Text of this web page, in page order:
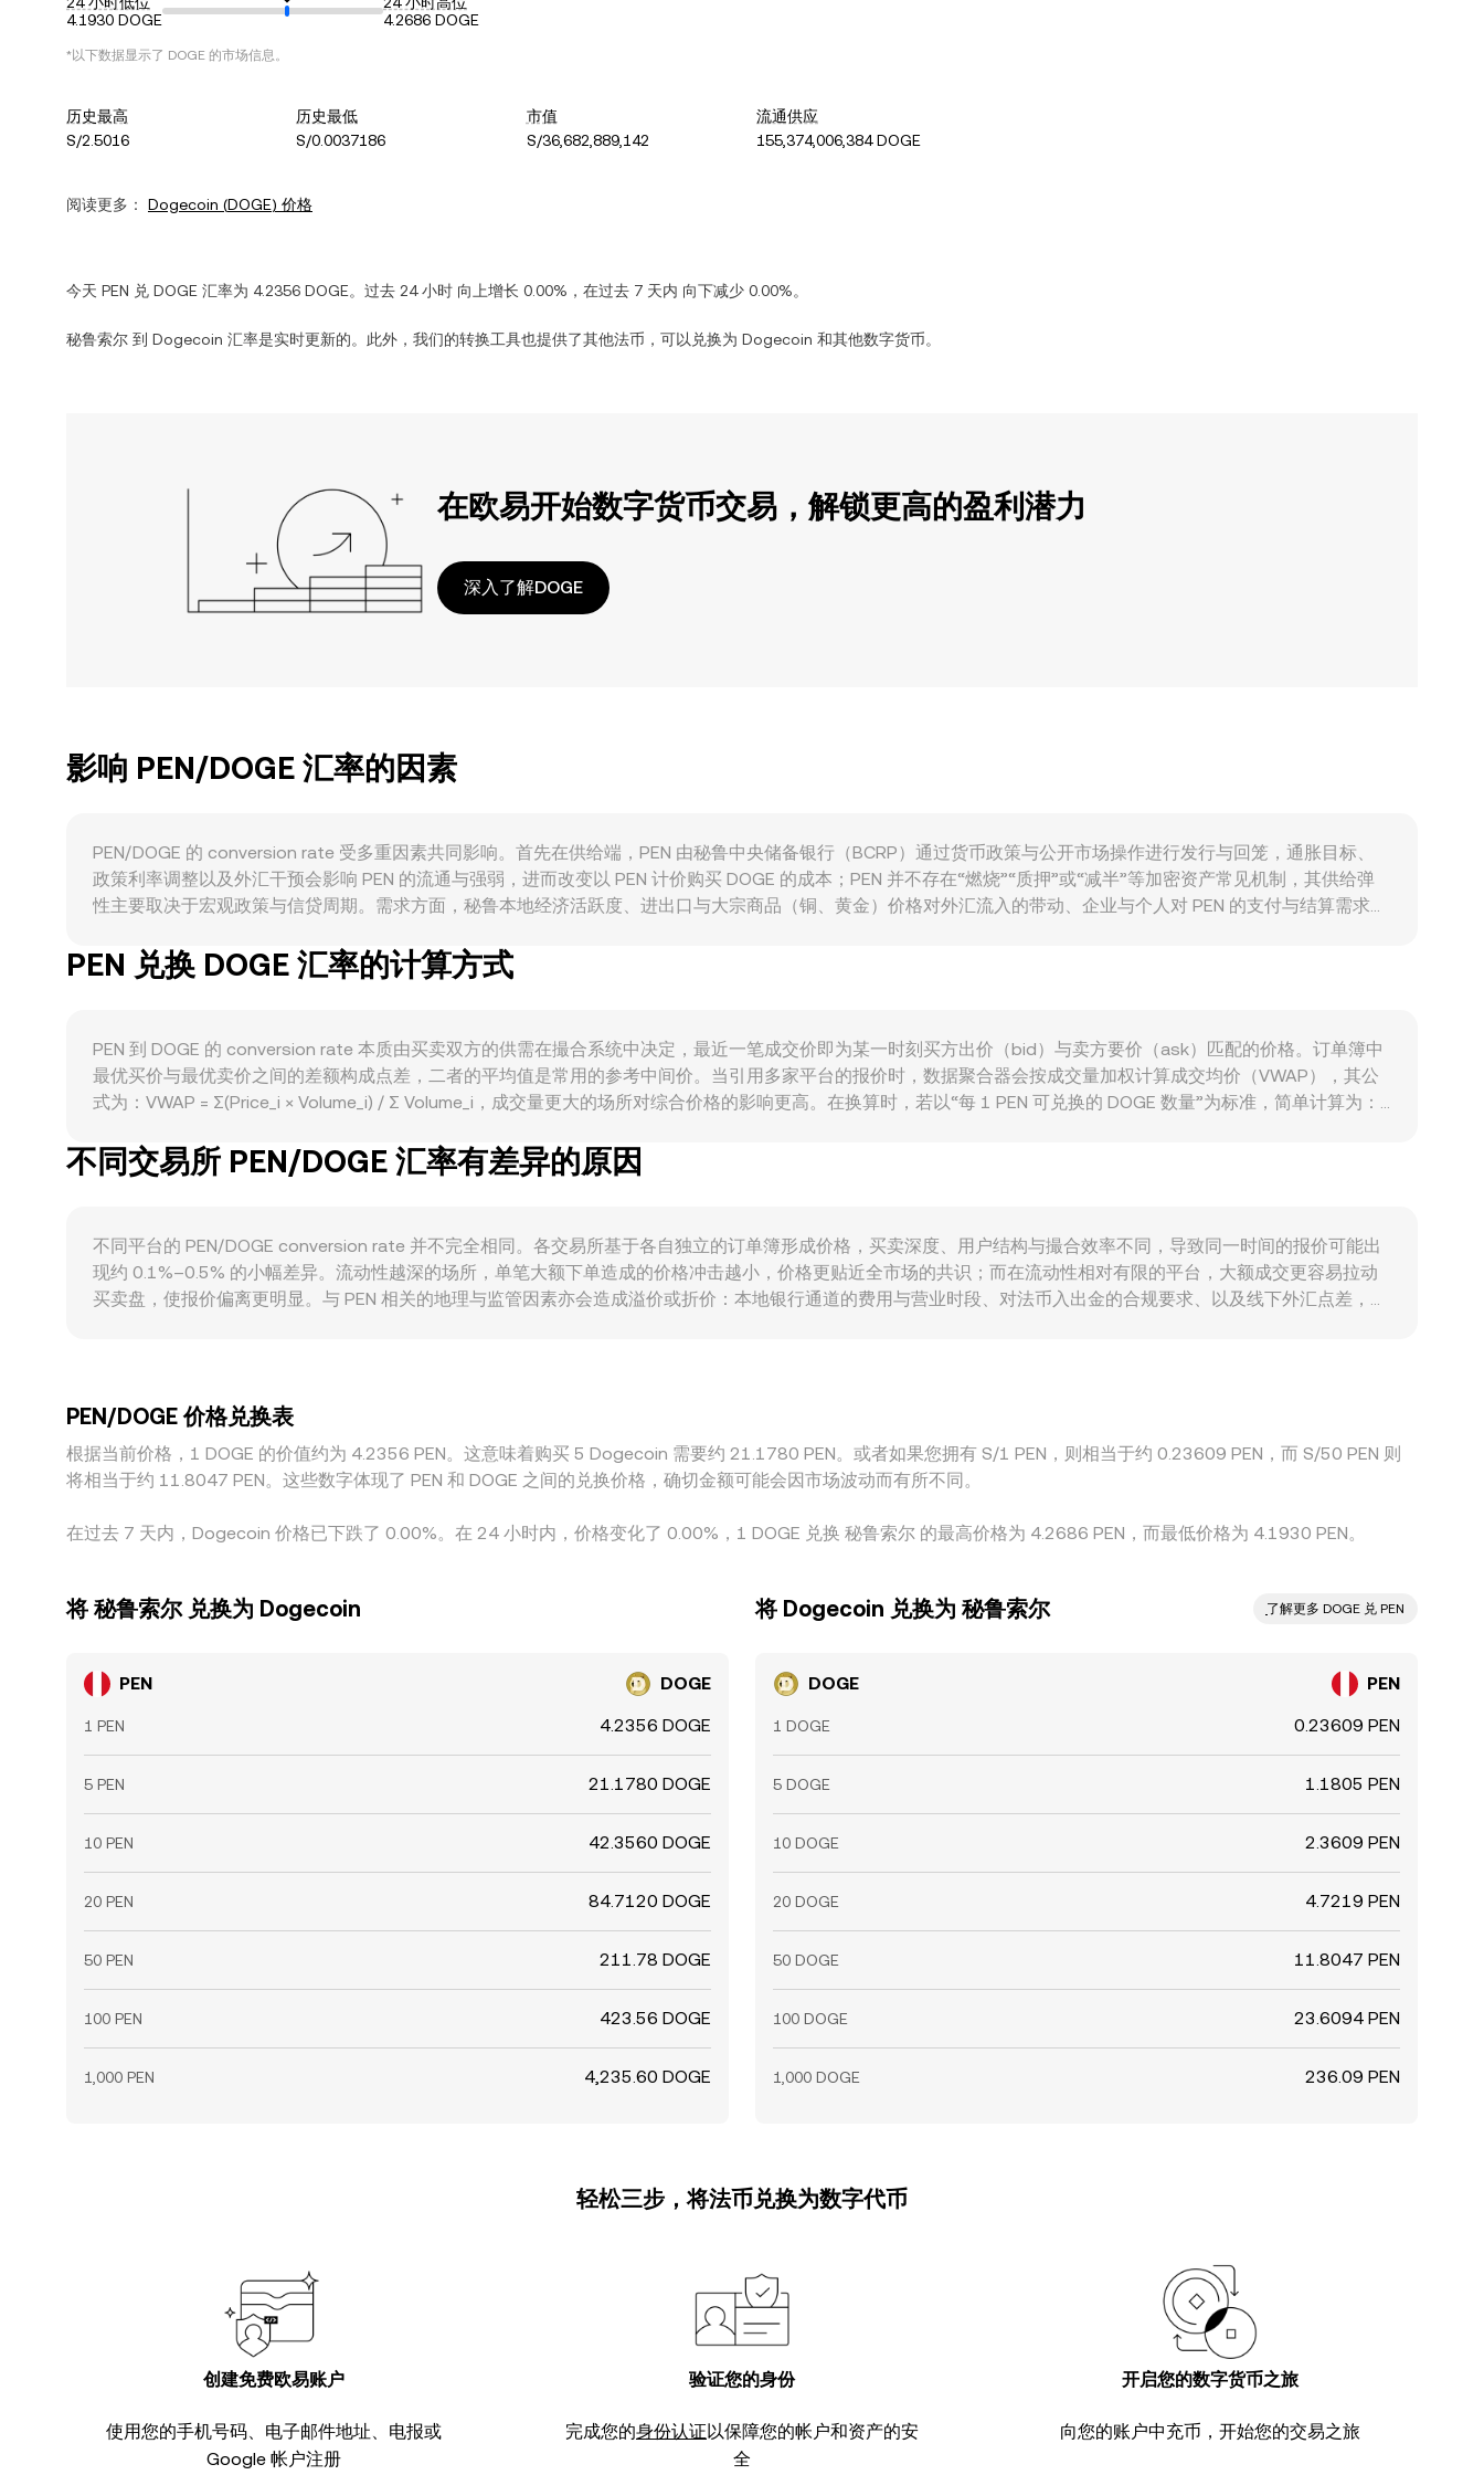
4.1930 DOGE
4.2686 DOGE
*以下数据显示了 DOGE 的市场信息。
历史最高
S/2.5016
历史最低
S/0.0037186
市值
S/36,682,889,142
流通供应
155,374,006,384 DOGE
阅读更多： Dogecoin (DOGE) 价格
今天 PEN 兑 DOGE 汇率为 4.2356 DOGE。过去 24 小时 向上增长 0.00% ，在过去 7 天内 向下减少 0.00%。
秘鲁索尔 到 Dogecoin 汇率是实时更新的。此外，我们的转换工具也提供了其他法币，可以兑换为 Dogecoin 和其他数字货币。
在欧易开始数字货币交易，解锁更高的盈利潜力
深入了解DOGE
影响 PEN/DOGE 汇率的因素
PEN/DOGE 的 conversion rate 受多重因素共同影响。首先在供给端，PEN 由秘鲁中央储备银行（BCRP）通过货币政策与公开市场操作进行发行与回笼，通胀目标、
政策利率调整以及外汇干预会影响 PEN 的流通与强弱，进而改变以 PEN 计价购买 DOGE 的成本；PEN 并不存在“燃烧”“质押”或“减半”等加密资产常见机制，其供给弹
性主要取决于宏观政策与信贷周期。需求方面，秘鲁本地经济活跃度、进出口与大宗商品（铜、黄金）价格对外汇流入的带动、企业与个人对 PEN 的支付与结算需求、
上行或下行会快速影响 DOGE 的风险偏好与成交活跃度；同时，DOGE 自身的强弱、社交舆情与链上活动也会放大短期波动，最终映射到以 PEN 计价的 conversion
rate。监管方面，秘鲁对本地法币入出金、外汇报告与税务合规的要求、银行通道的可得性，以及各国对 DOGE 等加密资产托管、上架与反洗钱规范的变化，都会影响
与合约市场的集中买卖与链上转账，常常对短期价格造成冲击；这些 DOGE 侧的波动叠加 PEN 的外汇微观结构（例如银行间报价与做市点差），共同塑造了实时的
PEN/DOGE conversion rate。
PEN 兑换 DOGE 汇率的计算方式
PEN 到 DOGE 的 conversion rate 本质由买卖双方的供需在撮合系统中决定，最近一笔成交价即为某一时刻买方出价（bid）与卖方要价（ask）匹配的价格。订单簿中
最优买价与最优卖价之间的差额构成点差，二者的平均值是常用的参考中间价。当引用多家平台的报价时，数据聚合器会按成交量加权计算成交均价（VWAP），其公
式为：VWAP = Σ(Price_i × Volume_i) / Σ Volume_i，成交量更大的场所对综合价格的影响更高。在换算时，若以“每 1 PEN 可兑换的 DOGE 数量”为标准，简单计算为：
参考银行间与合规券商报价；而在以加密资产为中介的路径上，若涉及 DOGE 在去中心化交易所的池子，自动做市商（AMM）遵循 x × y = k 的恒定乘积关系，其中价
格近似为 y/x，池子中资产相对数量的变化会推动 DOGE 对稳定资产或其他代币的边际价格，再通过聚合路由换算为以 PEN 表示的 conversion rate。
不同交易所 PEN/DOGE 汇率有差异的原因
不同平台的 PEN/DOGE conversion rate 并不完全相同。各交易所基于各自独立的订单簿形成价格，买卖深度、用户结构与撮合效率不同，导致同一时间的报价可能出
现约 0.1%–0.5% 的小幅差异。流动性越深的场所，单笔大额下单造成的价格冲击越小，价格更贴近全市场的共识；而在流动性相对有限的平台，大额成交更容易拉动
买卖盘，使报价偏离更明显。与 PEN 相关的地理与监管因素亦会造成溢价或折价：本地银行通道的费用与营业时段、对法币入出金的合规要求、以及线下外汇点差，都
PEN/DOGE 价格兑换表
根据当前价格，1 DOGE 的价值约为 4.2356 PEN。这意味着购买 5 Dogecoin 需要约 21.1780 PEN。或者如果您拥有 S/1 PEN，则相当于约 0.23609 PEN，而 S/50 PEN 则
将相当于约 11.8047 PEN。这些数字体现了 PEN 和 DOGE 之间的兑换价格，确切金额可能会因市场波动而有所不同。
在过去 7 天内，Dogecoin 价格已下跌了 0.00%。在 24 小时内，价格变化了 0.00%，1 DOGE 兑换 秘鲁索尔 的最高价格为 4.2686 PEN，而最低价格为 4.1930 PEN。
将 秘鲁索尔 兑换为 Dogecoin
PEN DOGE
1 PEN 4.2356 DOGE
5 PEN 21.1780 DOGE
10 PEN 42.3560 DOGE
20 PEN 84.7120 DOGE
50 PEN 211.78 DOGE
100 PEN 423.56 DOGE
1,000 PEN 4,235.60 DOGE
将 Dogecoin 兑换为 秘鲁索尔 ִִִִִִִִִִִִִִִִִִִִִִִִִִִִִִִִִִִִִִִִִִִִִִִ了解更多 DOGE 兑 PEN
DOGE PEN
1 DOGE 0.23609 PEN
5 DOGE 1.1805 PEN
10 DOGE 2.3609 PEN
20 DOGE 4.7219 PEN
50 DOGE 11.8047 PEN
100 DOGE 23.6094 PEN
1,000 DOGE 236.09 PEN
轻松三步，将法币兑换为数字代币
创建免费欧易账户
使用您的手机号码、电子邮件地址、电报或
Google 帐户注册
验证您的身份
完成您的身份认证以保障您的帐户和资产的安
全
开启您的数字货币之旅
向您的账户中充币，开始您的交易之旅